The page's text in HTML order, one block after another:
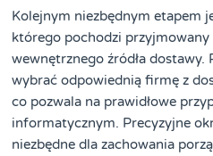
Kolejnym niezbędnym etapem
którego pochodzi
wewnętrznego źródła
wybrać odpowiednią firmę z
co pozwala na prawidłowe
informatycznym. Precyzyjne
niezbędne dla zachowania